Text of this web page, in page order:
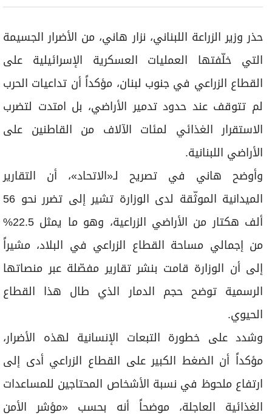
حذر وزير الزراعة اللبناني، نزار هاني، من الأضرار الجسيمة
التي خلّفتها العمليات العسكرية الإسرائيلية على
القطاع الزراعي في جنوب لبنان، مؤكداً أن تداعيات الحرب
لم تتوقف عند حدود تدمير الأراضي، بل امتدت لتضرب
الاستقرار الغذائي لمئات الآلاف من القاطنين على
الأراضي اللبنانية.
وأوضح هاني في تصريح لـ«الاتحاد»، أن التقارير
الميدانية الموثّقة لدى الوزارة تشير إلى تضرر نحو 56
ألف هكتار من الأراضي الزراعية، وهو ما يمثل 22.5%
من إجمالي مساحة القطاع الزراعي في البلاد، مشيراً
إلى أن الوزارة قامت بنشر تقارير مفصّلة عبر منصاتها
الرسمية توضح حجم الدمار الذي طال هذا القطاع
الحيوي.
وشدد على خطورة التبعات الإنسانية لهذه الأضرار،
مؤكداً أن الضغط الكبير على القطاع الزراعي أدى إلى
ارتفاع ملحوظ في نسبة الأشخاص المحتاجين للمساعدات
الغذائية العاجلة، موضحاً أنه بحسب «مؤشر الأمن